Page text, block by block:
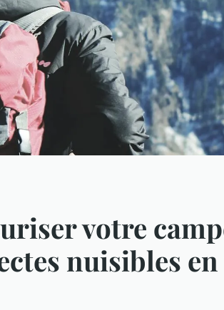
votre
nuisibles